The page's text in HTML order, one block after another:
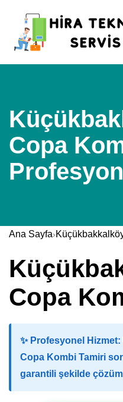
Copa
Ana Sayfa›
Copa
✨ Profesyonel Hizmet:
Copa Kombi Tamiri
garantili şekilde